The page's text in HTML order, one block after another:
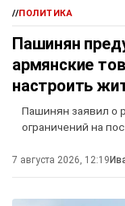
//ПОЛИТИКА
Пашинян
армянские
настроить
Пашинян заявил о
ограничений на
7 августа 2026, 12:19